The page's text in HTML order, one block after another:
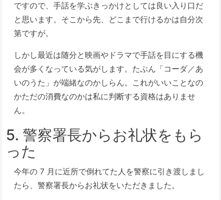
ですので、手話を学ぶきっかけとしては良い入り口だ
と思います。そこから先、どこまで行けるかは自分次
第ですが。
しかし最近は随分と映画やドラマで手話を目にする機
会が多くなっている気がします。たぶん「コーダ／あ
いのうた」が端緒なのかしらん。これがいいことなの
かただの消費なのかは私に判断する資格はありませ
ん。
5. 警察署長からお礼状をもら
った
今年の 7 月に近所で倒れてた人を警察に引き渡しまし
たら、警察署長からお礼状をいただきました。